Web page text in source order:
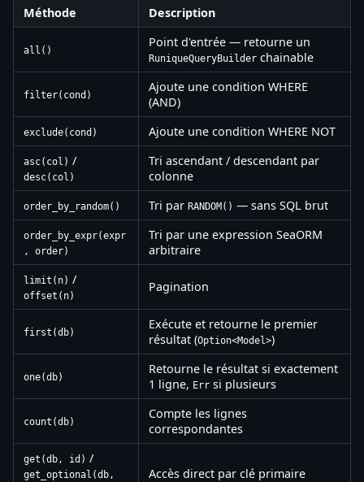
Méthode Description
all()
Point d'entrée — retourne un
RuniqueQueryBuilder chainable
filter(cond)
Ajoute une condition WHERE
(AND)
exclude(cond) Ajoute une condition WHERE NOT
asc(col) /
desc(col)
Tri ascendant / descendant par
colonne
order_by_random() Tri par RANDOM() — sans SQL brut
order_by_expr(expr
, order)
Tri par une expression SeaORM
arbitraire
limit(n) /
offset(n)
Pagination
first(db)
Exécute et retourne le premier
résultat (Option<Model>)
one(db)
Retourne le résultat si exactement
1 ligne, Err si plusieurs
count(db)
Compte les lignes
correspondantes
get(db, id) /
get_optional(db, Accès direct par clé primaire